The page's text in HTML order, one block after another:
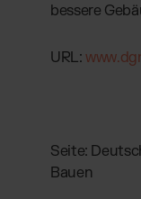
bessere
URL:
Seite:
Bauen